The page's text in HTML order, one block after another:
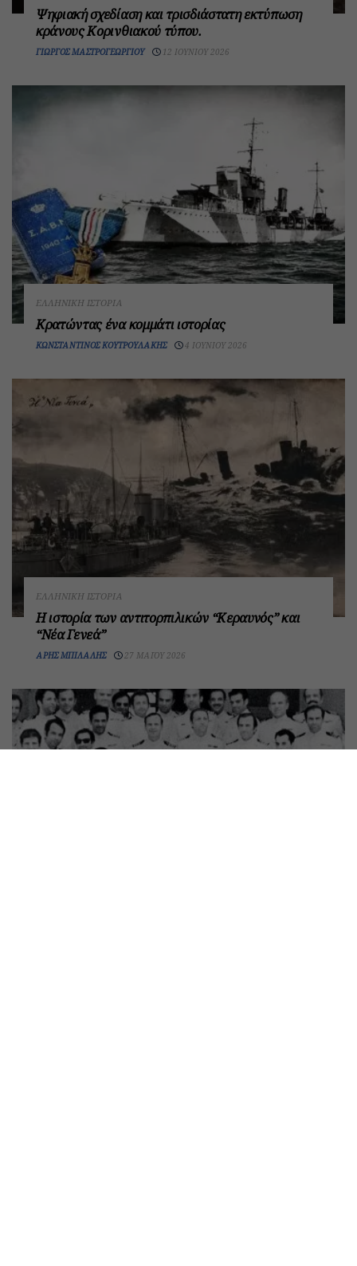
Ψηφιακή σχεδίαση και τρισδιάστατη εκτύπωση
κράνους Κορινθιακού τύπου.
ΓΙΏΡΓΟΣ ΜΑΣΤΡΟΓΕΩΡΓΊΟΥ 12 ΙΟΥΝΊΟΥ 2026
ΕΛΛΗΝΙΚΉ ΙΣΤΟΡΊΑ
Κρατώντας ένα κομμάτι ιστορίας
ΚΩΝΣΤΑΝΤΊΝΟΣ ΚΟΥΤΡΟΥΛΆΚΗΣ 4 ΙΟΥΝΊΟΥ 2026
ΕΛΛΗΝΙΚΉ ΙΣΤΟΡΊΑ
Η ιστορία των αντιτορπιλικών “Κεραυνός” και
“Νέα Γενεά”
ΆΡΗΣ ΜΠΙΛΆΛΗΣ 27 ΜΑΪ́ΟΥ 2026